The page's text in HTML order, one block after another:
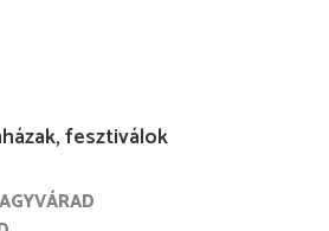
fesztiválok